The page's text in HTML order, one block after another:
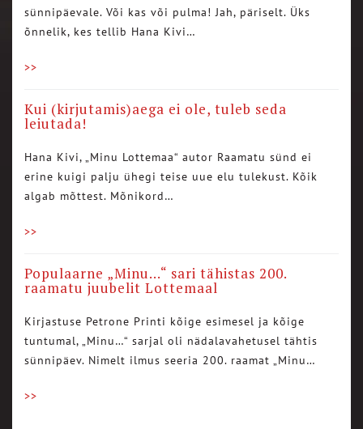
sünnipäevale. Või kas või pulma! Jah, päriselt. Üks
õnnelik, kes tellib Hana Kivi…
>>
Kui (kirjutamis)aega ei ole, tuleb seda
leiutada!
Hana Kivi, „Minu Lottemaa“ autor Raamatu sünd ei
erine kuigi palju ühegi teise uue elu tulekust. Kõik
algab mõttest. Mõnikord…
>>
Populaarne „Minu…“ sari tähistas 200.
raamatu juubelit Lottemaal
Kirjastuse Petrone Printi kõige esimesel ja kõige
tuntumal, „Minu…“ sarjal oli nädalavahetusel tähtis
sünnipäev. Nimelt ilmus seeria 200. raamat „Minu…
>>